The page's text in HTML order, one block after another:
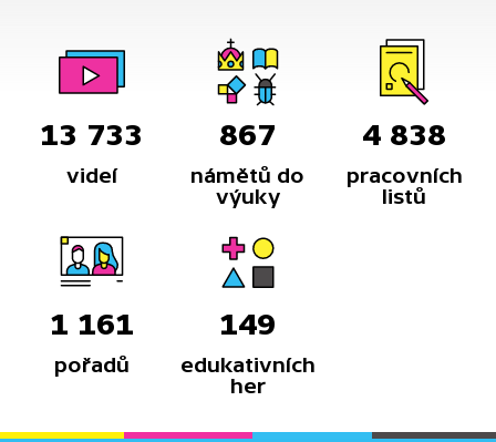
13 733
videí
867
námětů do
výuky
4 838
pracovních
listů
1 161
pořadů
149
edukativních
her